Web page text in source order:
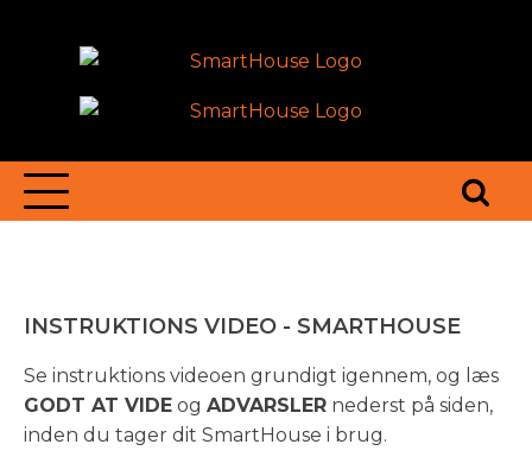
INSTRUKTIONS VIDEO - SMARTHOUSE
Se instruktions videoen grundigt igennem, og læs
GODT AT VIDE og ADVARSLER nederst på siden,
inden du tager dit SmartHouse i brug.